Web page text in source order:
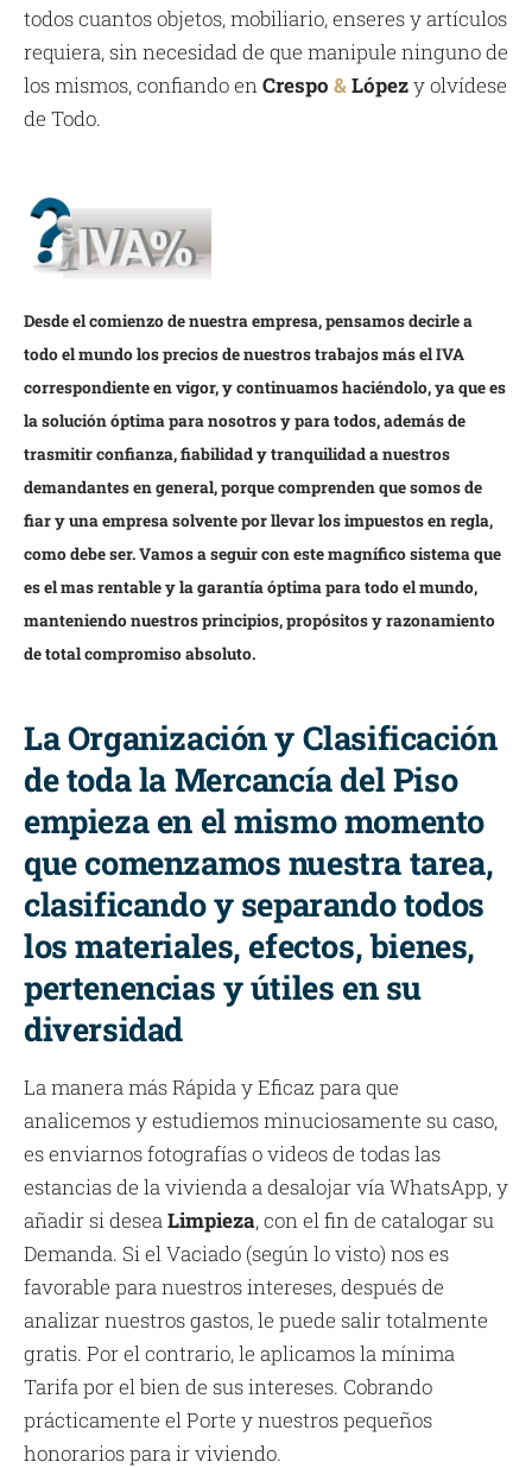
todos cuantos objetos, mobiliario, enseres y artículos
requiera, sin necesidad de que manipule ninguno de
los mismos, confiando enCrespo &Lópezy olvídese
de Todo.
Desde el comienzo de nuestra empresa, pensamos decirle a
todo el mundo los precios de nuestros trabajos más el IVA
correspondiente en vigor, y continuamos haciéndolo, ya que es
la solución óptima para nosotros y para todos, además de
trasmitir confianza, fiabilidad y tranquilidad a nuestros
demandantes en general, porque comprenden que somos de
fiar y una empresa solvente por llevar los impuestos en regla,
como debe ser. Vamos a seguir con este magnífico sistema que
es el mas rentable y la garantía óptima para todo el mundo,
manteniendo nuestros principios, propósitos y razonamiento
de total compromiso absoluto.
La Organización y Clasificación
de toda la Mercancía del Piso
empieza en el mismo momento
que comenzamos nuestra tarea,
clasificando y separando todos
los materiales, efectos, bienes,
pertenencias y útiles en su
diversidad
La manera más Rápida y Eficaz para que
analicemos y estudiemos minuciosamente su caso,
es enviarnos fotografías o videos de todas las
estancias de la vivienda a desalojar vía WhatsApp, y
añadir si deseaLimpieza, con el fin de catalogar su
Demanda. Si el Vaciado (según lo visto) nos es
favorable para nuestros intereses, después de
analizar nuestros gastos, le puede salir totalmente
gratis. Por el contrario, le aplicamos la mínima
Tarifa por el bien de sus intereses. Cobrando
prácticamente el Porte y nuestros pequeños
honorarios para ir viviendo.